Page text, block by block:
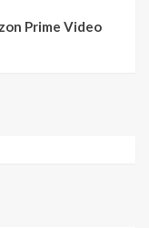
Prime Video